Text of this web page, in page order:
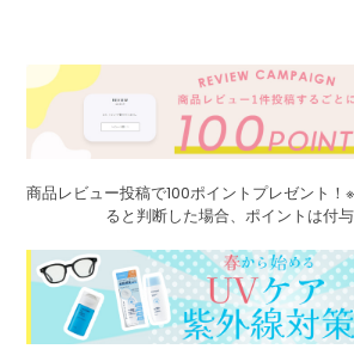
商品レビュー投稿で100ポイントプレゼント！
ると判断した場合、ポイントは付